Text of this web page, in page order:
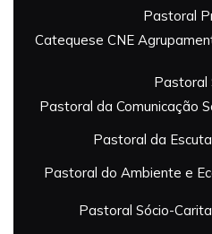
Pastoral
Catequese CNE
Pastoral
Pastoral da Comunicação
Pastoral da
Pastoral do Ambiente e
Pastoral Sócio-